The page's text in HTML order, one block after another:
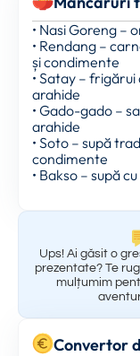
• Nasi Goreng –
• Rendang –
și condimente
• Satay –
arahide
• Gado-gado –
arahide
• Soto – supă
condimente
• Bakso – supă
Ups! Ai găsit o
prezentate? Te
mulțumim
Convertor